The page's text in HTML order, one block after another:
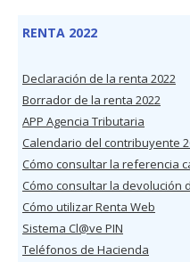
RENTA 2022
Declaración de la renta 2022
Borrador de la renta 2022
APP Agencia Tributaria
Calendario del contribuyente
Cómo consultar la referencia
Cómo consultar la devolución
Cómo utilizar Renta Web
Sistema Cl@ve PIN
Teléfonos de Hacienda